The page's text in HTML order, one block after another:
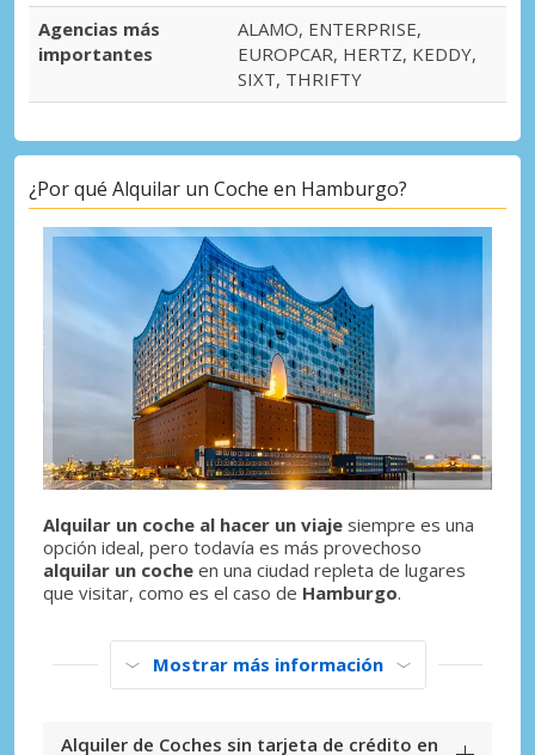
Itzehoe, Alemania
Uelzen, Alemania
Agencias más
importantes
ALAMO, ENTERPRISE,
EUROPCAR, HERTZ, KEDDY,
SIXT, THRIFTY
¿Por qué Alquilar un Coche en Hamburgo?
Alquilar un coche al hacer un viaje siempre es una
opción ideal, pero todavía es más provechoso
alquilar un coche en una ciudad repleta de lugares
que visitar, como es el caso de Hamburgo.
Mostrar más información
Alquiler de Coches sin tarjeta de crédito en